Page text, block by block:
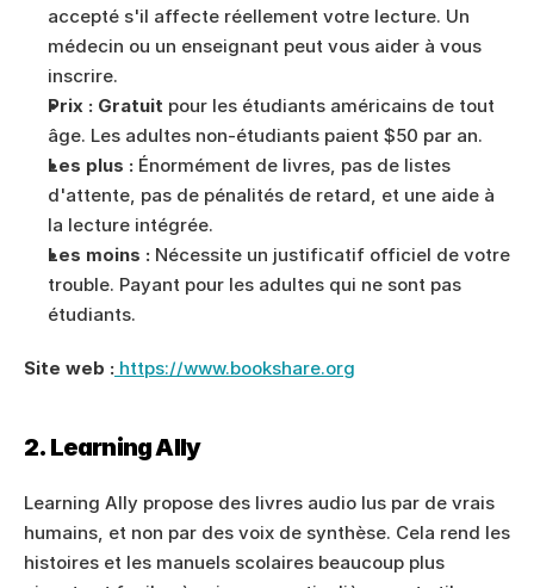
accepté s'il affecte réellement votre lecture. Un
médecin ou un enseignant peut vous aider à vous
inscrire.
Prix : Gratuit pour les étudiants américains de tout
âge. Les adultes non-étudiants paient $50 par an.
Les plus : Énormément de livres, pas de listes
d'attente, pas de pénalités de retard, et une aide à
la lecture intégrée.
Les moins : Nécessite un justificatif officiel de votre
trouble. Payant pour les adultes qui ne sont pas
étudiants.
Site web : https://www.bookshare.org
2. Learning Ally
Learning Ally propose des livres audio lus par de vrais
humains, et non par des voix de synthèse. Cela rend les
histoires et les manuels scolaires beaucoup plus